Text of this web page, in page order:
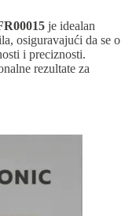
je idealan
osiguravajući da se o
i preciznosti.
rezultate za